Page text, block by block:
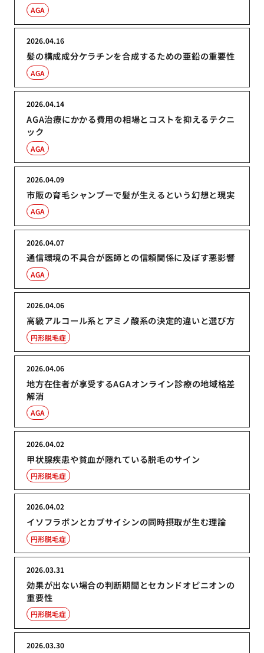
AGA
髪の構成成分ケラチンを合成するための亜鉛の重要性
2026.04.16
AGA
AGA治療にかかる費用の相場とコストを抑えるテクニ
ック
2026.04.14
AGA
市販の育毛シャンプーで髪が生えるという幻想と現実
2026.04.09
AGA
通信環境の不具合が医師との信頼関係に及ぼす悪影響
2026.04.07
AGA
高級アルコール系とアミノ酸系の決定的違いと選び方
2026.04.06
円形脱毛症
地方在住者が享受するAGAオンライン診療の地域格差
解消
2026.04.06
AGA
甲状腺疾患や貧血が隠れている脱毛のサイン
2026.04.02
円形脱毛症
イソフラボンとカプサイシンの同時摂取が生む理論
2026.04.02
円形脱毛症
効果が出ない場合の判断期間とセカンドオピニオンの
重要性
2026.03.31
円形脱毛症
2026.03.30